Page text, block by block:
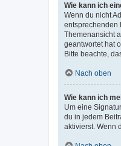
Wie kann ich
Wenn du nicht
entsprechenden
Themenansicht
geantwortet hat
Bitte beachte,
Nach oben
Wie kann ich
Um eine
du in jedem
aktivierst. Wenn